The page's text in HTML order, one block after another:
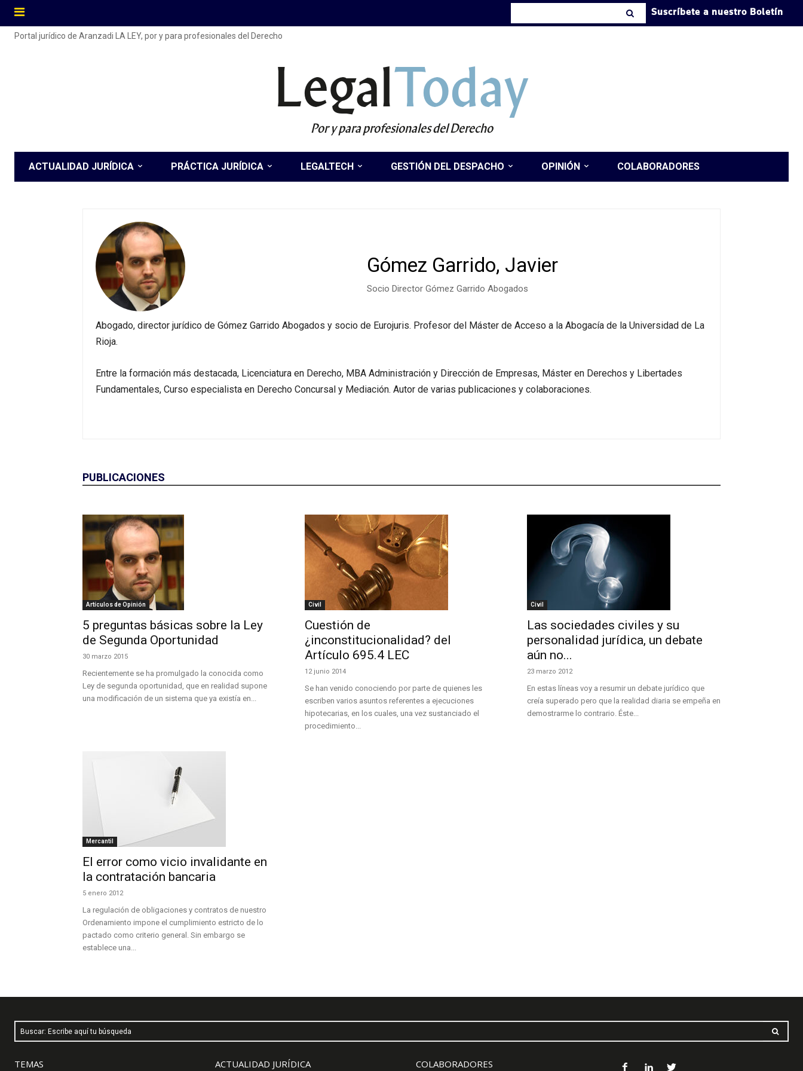
Suscríbete a nuestro Boletín
Portal jurídico de Aranzadi LA LEY, por y para profesionales del Derecho
LegalToday
Por y para profesionales del Derecho
ACTUALIDAD JURÍDICA PRÁCTICA JURÍDICA LEGALTECH GESTIÓN DEL DESPACHO OPINIÓN COLABORADORES
Gómez Garrido, Javier
Socio Director Gómez Garrido Abogados
Abogado, director jurídico de Gómez Garrido Abogados y socio de Eurojuris. Profesor del Máster de Acceso a la Abogacía de la Universidad de La
Rioja.
Entre la formación más destacada, Licenciatura en Derecho, MBA Administración y Dirección de Empresas, Máster en Derechos y Libertades
Fundamentales, Curso especialista en Derecho Concursal y Mediación. Autor de varias publicaciones y colaboraciones.
PUBLICACIONES
Artículos de Opinión
5 preguntas básicas sobre la Ley
de Segunda Oportunidad
30 marzo 2015
Recientemente se ha promulgado la conocida como
Ley de segunda oportunidad, que en realidad supone
una modificación de un sistema que ya existía en...
Civil
Cuestión de
¿inconstitucionalidad? del
Artículo 695.4 LEC
12 junio 2014
Se han venido conociendo por parte de quienes les
escriben varios asuntos referentes a ejecuciones
hipotecarias, en los cuales, una vez sustanciado el
procedimiento...
Civil
Las sociedades civiles y su
personalidad jurídica, un debate
aún no...
23 marzo 2012
En estas líneas voy a resumir un debate jurídico que
creía superado pero que la realidad diaria se empeña en
demostrarme lo contrario. Éste...
Mercantil
El error como vicio invalidante en
la contratación bancaria
5 enero 2012
La regulación de obligaciones y contratos de nuestro
Ordenamiento impone el cumplimiento estricto de lo
pactado como criterio general. Sin embargo se
establece una...
Buscar: Escribe aquí tu búsqueda
TEMAS ACTUALIDAD JURÍDICA COLABORADORES